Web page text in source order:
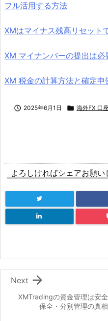
フル活用する方法
XMはマイナス残高リセット
XM マイナンバーの提出は必
XM 税金の計算方法と確定申
 2025年6月1日  海外FX 口
よろしければシェアお願い
XMTradingの資金管理は安
保全・分別管理の真

Next